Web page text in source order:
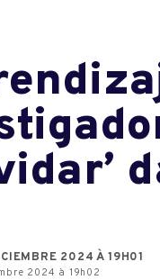
2024 À 19H01
2024 à 19h02